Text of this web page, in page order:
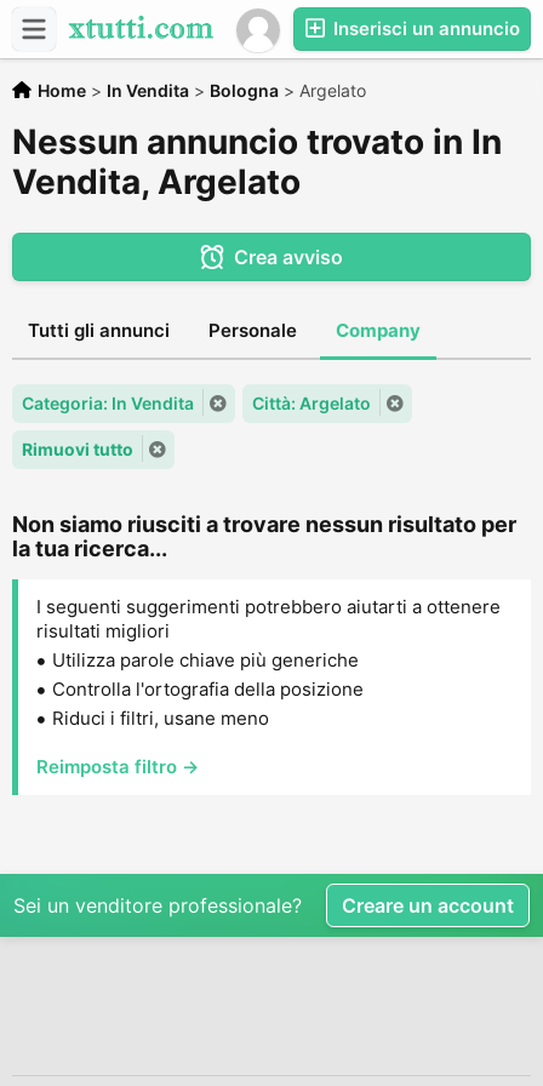
Inserisci un annuncio
Home > In Vendita > Bologna > Argelato
Nessun annuncio trovato in In
Vendita, Argelato
Crea avviso
Tutti gli annunci Personale Company
Categoria: In Vendita Città: Argelato
Rimuovi tutto
Non siamo riusciti a trovare nessun risultato per
la tua ricerca...
I seguenti suggerimenti potrebbero aiutarti a ottenere
risultati migliori
Utilizza parole chiave più generiche
Controlla l'ortografia della posizione
Riduci i filtri, usane meno
Reimposta filtro →
Sei un venditore professionale? Creare un account